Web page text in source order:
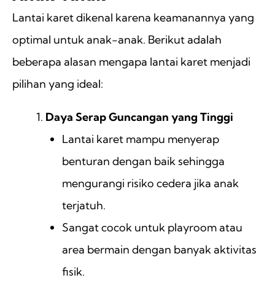
Lantai karet dikenal karena keamanannya yang
optimal untuk anak-anak. Berikut adalah
beberapa alasan mengapa lantai karet menjadi
pilihan yang ideal:
Daya Serap Guncangan yang Tinggi
Lantai karet mampu menyerap
benturan dengan baik sehingga
mengurangi risiko cedera jika anak
terjatuh.
Sangat cocok untuk playroom atau
area bermain dengan banyak aktivitas
fisik.